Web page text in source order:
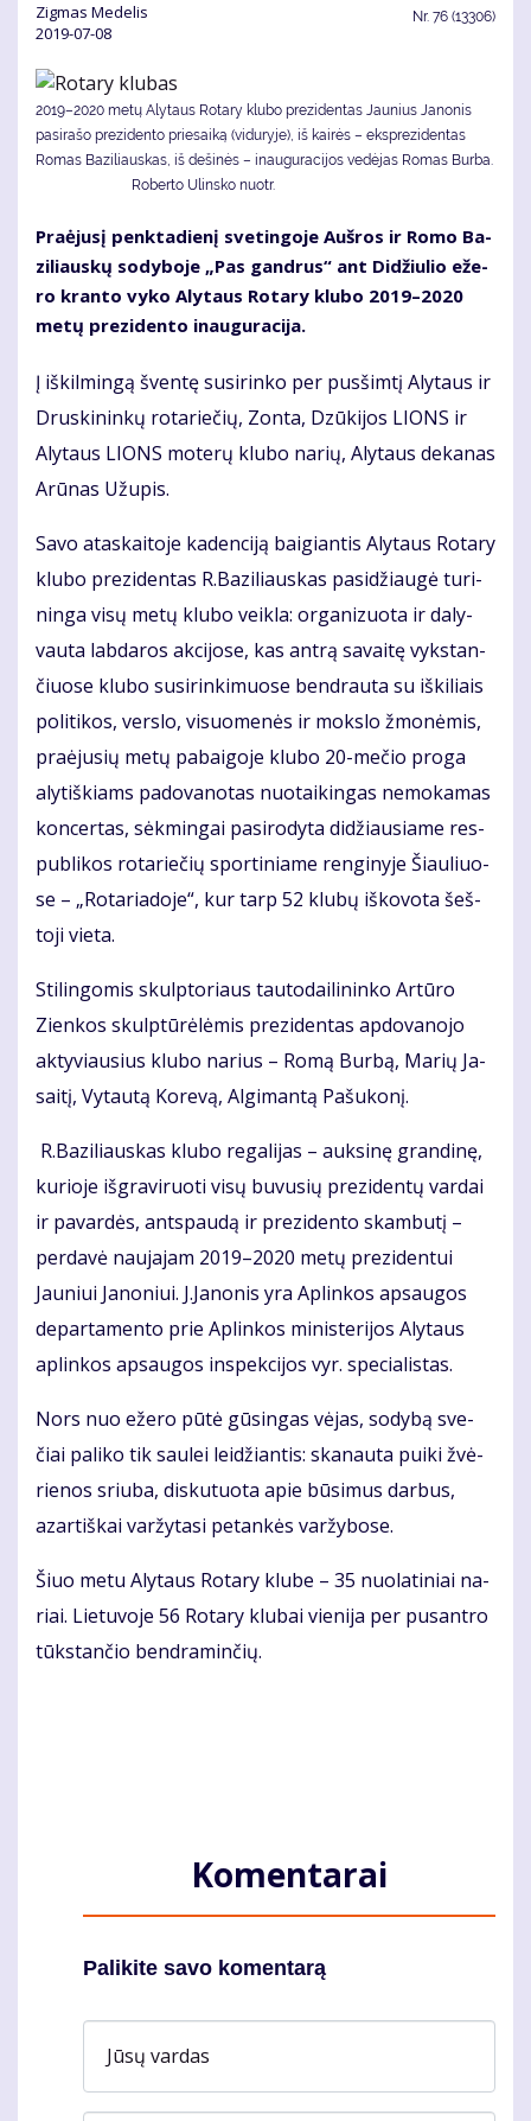
Zig­mas Me­de­lis
2019-07-08
Nr. 76 (13306)
2019–2020 metų Alytaus Rotary klubo prezidentas Jaunius Janonis
pasirašo prezidento priesaiką (viduryje), iš kairės – eksprezidentas
Romas Baziliauskas, iš dešinės – inauguracijos vedėjas Romas Burba.
Roberto Ulinsko nuotr.
Pra­ėju­sį penk­ta­die­nį sve­tin­go­je Auš­ros ir Ro­mo Ba­
zi­liaus­kų so­dy­bo­je „Pas gan­drus“ ant Di­džiu­lio eže­
ro kran­to vy­ko Aly­taus Ro­ta­ry klu­bo 2019–2020
me­tų pre­zi­den­to inau­gu­ra­ci­ja.
Į iš­kil­min­gą šven­tę su­si­rin­ko per pus­šim­tį Aly­taus ir
Drus­ki­nin­kų ro­ta­rie­čių, Zon­ta, Dzū­ki­jos LIONS ir
Aly­taus LIONS mo­te­rų klu­bo na­rių, Aly­taus de­ka­nas
Arū­nas Už­upis.
Sa­vo ata­skai­to­je ka­den­ci­ją bai­gian­tis Aly­taus Ro­ta­ry
klu­bo pre­zi­den­tas R.Ba­zi­liaus­kas pa­si­džiau­gė tu­ri­
nin­ga vi­sų me­tų klu­bo veik­la: or­ga­ni­zuo­ta ir da­ly­
vau­ta lab­da­ros ak­ci­jo­se, kas an­trą sa­vai­tę vyks­tan­
čiuo­se klu­bo su­si­rin­ki­muo­se ben­drau­ta su iš­ki­liais
po­li­ti­kos, ver­slo, vi­suo­me­nės ir moks­lo žmo­nė­mis,
pra­ėju­sių me­tų pa­bai­go­je klu­bo 20-me­čio pro­ga
aly­tiš­kiams pa­do­va­no­tas nuo­tai­kin­gas ne­mo­ka­mas
kon­cer­tas, sėk­min­gai pa­si­ro­dy­ta di­džiau­sia­me res­
pub­li­kos ro­ta­rie­čių spor­ti­nia­me ren­gi­ny­je Šiau­liuo­
se – „Ro­ta­ria­do­je“, kur tarp 52 klu­bų iš­ko­vo­ta šeš­
to­ji vie­ta.
Sti­lin­go­mis skulp­to­riaus tau­to­dai­li­nin­ko Ar­tū­ro
Zien­kos skulp­tū­rė­lė­mis pre­zi­den­tas ap­do­va­no­jo
ak­ty­viau­sius klu­bo na­rius – Ro­mą Bur­bą, Ma­rių Ja­
sai­tį, Vy­tau­tą Ko­re­vą, Al­gi­man­tą Pa­šu­ko­nį.
R.Ba­zi­liaus­kas klu­bo re­ga­li­jas – auk­si­nę gran­di­nę,
ku­rio­je iš­gra­vi­ruo­ti vi­sų bu­vu­sių pre­zi­den­tų var­dai
ir pa­var­dės, ant­spau­dą ir pre­zi­den­to skam­bu­tį –
per­da­vė nau­ja­jam 2019–2020 me­tų pre­zi­den­tui
Jauniui Ja­no­niui. J.Ja­no­nis yra Ap­lin­kos ap­sau­gos
de­par­ta­men­to prie Ap­lin­kos mi­nis­te­ri­jos Aly­taus
ap­lin­kos ap­sau­gos ins­pek­ci­jos vyr. spe­cia­lis­tas.
Nors nuo eže­ro pū­tė gū­sin­gas vė­jas, so­dy­bą sve­
čiai pa­li­ko tik sau­lei lei­džian­tis: ska­nau­ta pui­ki žvė­
rie­nos sriu­ba, dis­ku­tuo­ta apie bū­si­mus dar­bus,
azar­tiš­kai var­žy­ta­si pe­tan­kės var­žy­bo­se.
Šiuo me­tu Aly­taus Ro­ta­ry klu­be – 35 nuo­la­ti­niai na­
riai. Lie­tu­vo­je 56 Ro­ta­ry klu­bai vie­ni­ja per pus­an­tro
tūks­tan­čio ben­dra­min­čių.
Komentarai
Palikite savo komentarą
Jūsų vardas